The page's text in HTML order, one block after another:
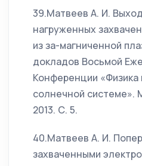
39.Матвеев А. И.
нагруженных
из за-магниченной
докладов Восьмой
Конференции «Физика
солнечной системе».
2013. С. 5.
40.Матвеев А. И.
захваченными